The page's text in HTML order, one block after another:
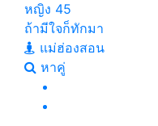
หญิง 45
ถ้ามีใจก็ทักมา
แม่ฮ่องสอน
หาคู่